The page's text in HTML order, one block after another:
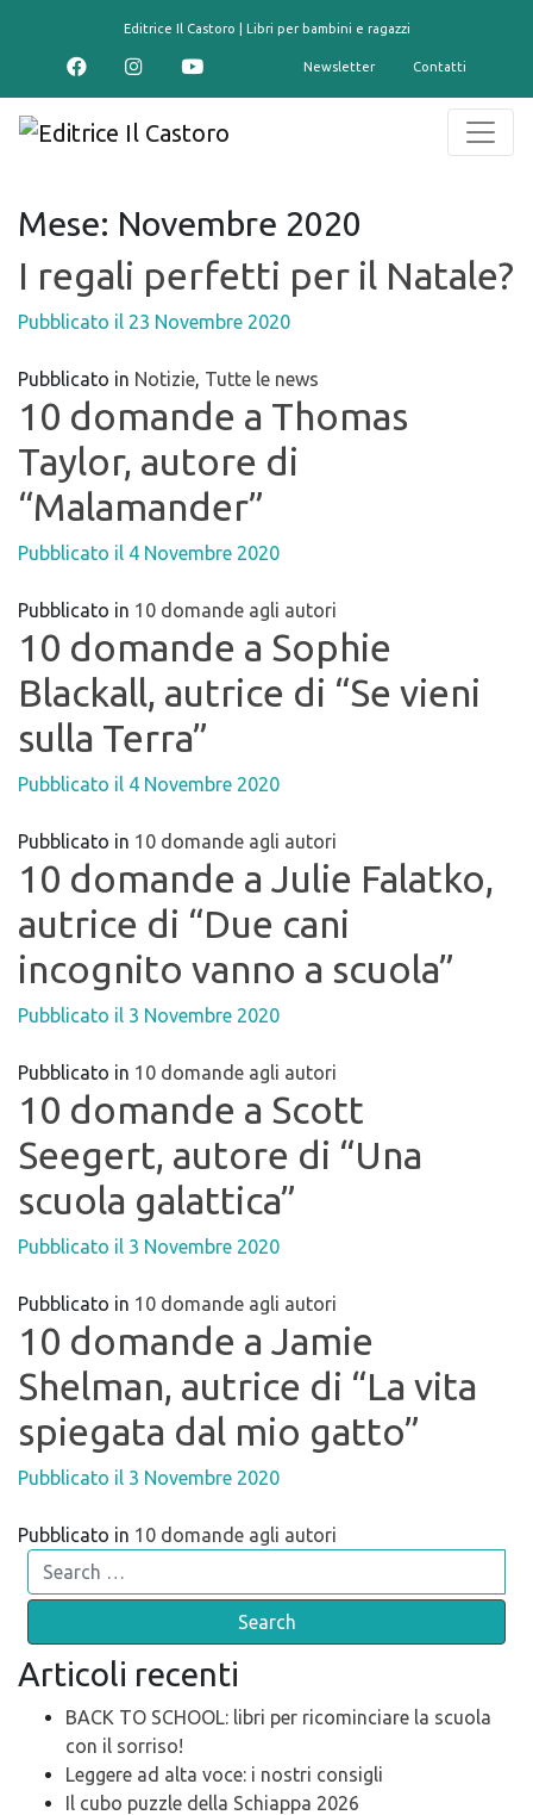
Editrice Il Castoro | Libri per bambini e ragazzi
Newsletter Contatti
Mese: Novembre 2020
I regali perfetti per il Natale?
Pubblicato il 23 Novembre 2020
Pubblicato in Notizie, Tutte le news
10 domande a Thomas
Taylor, autore di
“Malamander”
Pubblicato il 4 Novembre 2020
Pubblicato in 10 domande agli autori
10 domande a Sophie
Blackall, autrice di “Se vieni
sulla Terra”
Pubblicato il 4 Novembre 2020
Pubblicato in 10 domande agli autori
10 domande a Julie Falatko,
autrice di “Due cani
incognito vanno a scuola”
Pubblicato il 3 Novembre 2020
Pubblicato in 10 domande agli autori
10 domande a Scott
Seegert, autore di “Una
scuola galattica”
Pubblicato il 3 Novembre 2020
Pubblicato in 10 domande agli autori
10 domande a Jamie
Shelman, autrice di “La vita
spiegata dal mio gatto”
Pubblicato il 3 Novembre 2020
Pubblicato in 10 domande agli autori
Search
Articoli recenti
BACK TO SCHOOL: libri per ricominciare la scuola
con il sorriso!
Leggere ad alta voce: i nostri consigli
Il cubo puzzle della Schiappa 2026